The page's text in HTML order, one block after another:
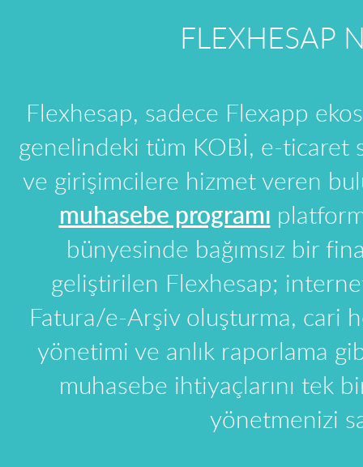
FLEXHESAP
Flexhesap, sadece Flexapp
genelindeki tüm KOBİ, e-ticaret
ve girişimcilere hizmet veren
muhasebe programı
bünyesinde bağımsız bir
geliştirilen Flexhesap;
Fatura/e-Arşiv oluşturma, cari
yönetimi ve anlık raporlama
muhasebe ihtiyaçlarını tek
yönetmenizi